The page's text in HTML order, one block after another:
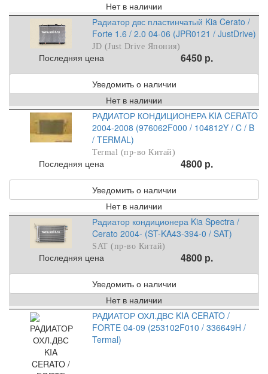
Нет в наличии
Радиатор двс пластинчатый Kia Cerato /
Forte 1.6 / 2.0 04-06 (JPR0121 / JustDrive)
JD (Just Drive Япония)
Последняя цена 6450 р.
Уведомить о наличии
Нет в наличии
РАДИАТОР КОНДИЦИОНЕРА KIA CERATO
2004-2008 (976062F000 / 104812Y / C / B
/ TERMAL)
Termal (пр-во Китай)
Последняя цена 4800 р.
Уведомить о наличии
Нет в наличии
Радиатор кондиционера Kia Spectra /
Cerato 2004- (ST-KA43-394-0 / SAT)
SAT (пр-во Китай)
Последняя цена 4800 р.
Уведомить о наличии
Нет в наличии
РАДИАТОР ОХЛ.ДВС KIA CERATO /
FORTE 04-09 (253102F010 / 336649H /
Termal)